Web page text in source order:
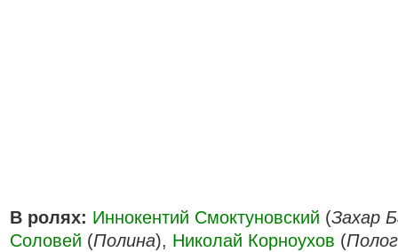
В ролях: Иннокентий Смоктуновский (Захар
Соловей (Полина), Николай Корноухов (